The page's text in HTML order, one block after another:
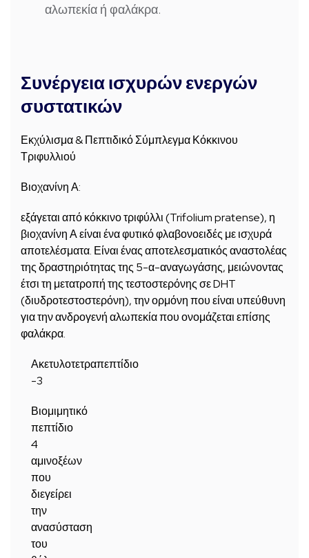
αλωπεκία ή φαλάκρα.
Συνέργεια ισχυρών ενεργών
συστατικών
Εκχύλισμα & Πεπτιδικό Σύμπλεγμα Κόκκινου
Τριφυλλιού
Βιοχανίνη Α:
εξάγεται από κόκκινο τριφύλλι (Trifolium pratense), η
βιοχανίνη Α είναι ένα φυτικό φλαβονοειδές με ισχυρά
αποτελέσματα. Είναι ένας αποτελεσματικός αναστολέας
της δραστηριότητας της 5-α-αναγωγάσης, μειώνοντας
έτσι τη μετατροπή της τεστοστερόνης σε DHT
(διυδροτεστοστερόνη), την ορμόνη που είναι υπεύθυνη
για την ανδρογενή αλωπεκία που ονομάζεται επίσης
φαλάκρα.
Ακετυλοτετραπεπτίδιο
-3
Βιομιμητικό
πεπτίδιο
4
αμινοξέων
που
διεγείρει
την
ανασύσταση
του